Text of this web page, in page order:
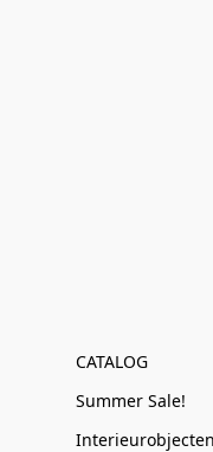
CATALOG
Summer Sale!